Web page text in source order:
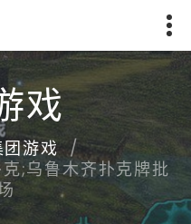
戏
团游戏
;乌鲁木齐扑克牌批